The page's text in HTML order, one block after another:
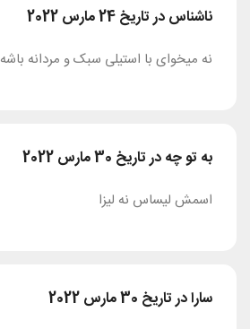
ناشناس در تاریخ 24 مارس 2022
نه میخوای با استیلی سبک و مردانه باشه
به تو چه در تاریخ 30 مارس 2022
اسمش لیساس نه لیزا
سارا در تاریخ 30 مارس 2022